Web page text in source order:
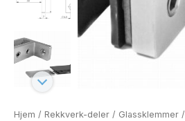
Hjem / Rekkverk-deler / Glassklemmer /